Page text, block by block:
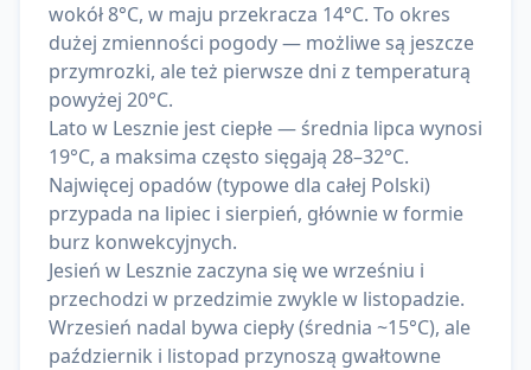
wokół 8°C, w maju przekracza 14°C. To okres
dużej zmienności pogody — możliwe są jeszcze
przymrozki, ale też pierwsze dni z temperaturą
powyżej 20°C.
Lato w Lesznie jest ciepłe — średnia lipca wynosi
19°C, a maksima często sięgają 28–32°C.
Najwięcej opadów (typowe dla całej Polski)
przypada na lipiec i sierpień, głównie w formie
burz konwekcyjnych.
Jesień w Lesznie zaczyna się we wrześniu i
przechodzi w przedzimie zwykle w listopadzie.
Wrzesień nadal bywa ciepły (średnia ~15°C), ale
październik i listopad przynoszą gwałtowne